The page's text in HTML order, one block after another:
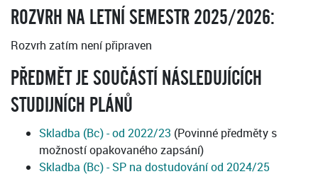
J.
09:00–
par.
ROZVRH NA LETNÍ SEMESTR 2025/2026:
Rozvrh zatím není připraven
PŘEDMĚT JE SOUČÁSTÍ NÁSLEDUJÍCÍCH
STUDIJNÍCH PLÁNŮ
Skladba (Bc) - od 2022/23 (Povinné předměty s
možností opakovaného zapsání)
Skladba (Bc) - SP na dostudování od 2024/25